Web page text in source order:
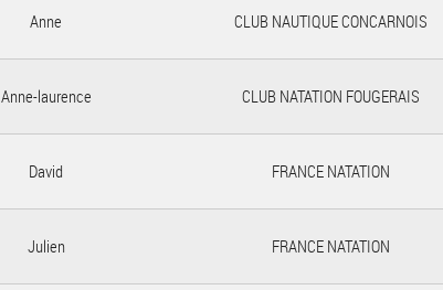
Anne CLUB NAUTIQUE CONCARNOIS
Anne-laurence CLUB NATATION FOUGERAIS
David FRANCE NATATION
Julien FRANCE NATATION